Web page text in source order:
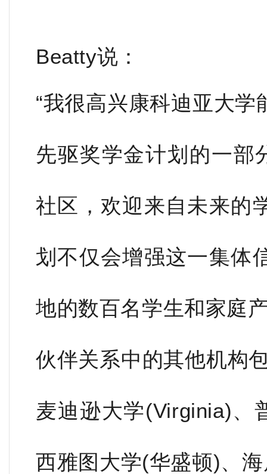
Beatty说：
“我很高兴康科迪亚大
先驱奖学金计划的一部
社区，欢迎来自未来的
划不仅会增强这一集体
地的数百名学生和家庭
伙伴关系中的其他机构
麦迪逊大学(Virginia)、
西雅图大学(华盛顿)、